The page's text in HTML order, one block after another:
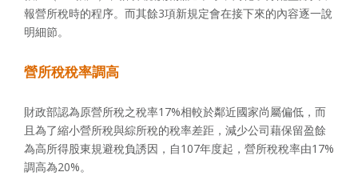
報營所稅時的程序。而其餘3項新規定會在接下來的內容逐一說
明細節。
營所稅稅率調高
財政部認為原營所稅之稅率17%相較於鄰近國家尚屬偏低，而
且為了縮小營所稅與綜所稅的稅率差距，減少公司藉保留盈餘
為高所得股東規避稅負誘因，自107年度起，營所稅稅率由17%
調高為20%。